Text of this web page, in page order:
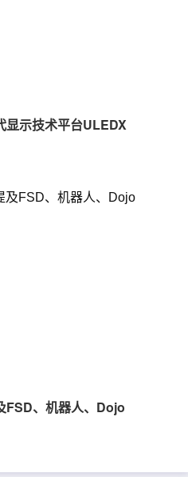
显示技术平台ULEDX
FSD、机器人、Dojo